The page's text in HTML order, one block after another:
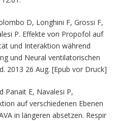
D, Longhini F, Grossi F,
P. Effekte von Propofol auf
und Interaktion während
und Neural ventilatorischen
2013 26 Aug. [Epub vor Druck]
Panait E, Navalesi P,
auf verschiedenen Ebenen
in längeren absetzen. Respir